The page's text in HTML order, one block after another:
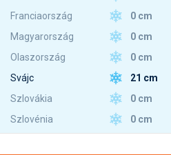
Franciaország
0 cm
Magyarország
0 cm
Olaszország
0 cm
Svájc
21 cm
Szlovákia
0 cm
Szlovénia
0 cm